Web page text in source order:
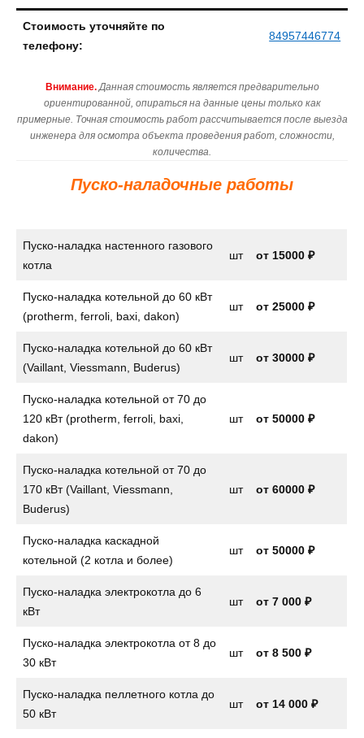
Стоимость уточняйте по
телефону:
84957446774
Внимание. Данная стоимость является предварительно
ориентированной, опираться на данные цены только как
примерные. Точная стоимость работ рассчитывается после выезда
инженера для осмотра объекта проведения работ, сложности,
количества.
Пуско-наладочные работы
Пуско-наладка настенного газового
котла
шт от 15000 ₽
Пуско-наладка котельной до 60 кВт
(protherm, ferroli, baxi, dakon)
шт от 25000 ₽
Пуско-наладка котельной до 60 кВт
(Vaillant, Viessmann, Buderus)
шт от 30000 ₽
Пуско-наладка котельной от 70 до
120 кВт (protherm, ferroli, baxi,
dakon)
шт от 50000 ₽
Пуско-наладка котельной от 70 до
170 кВт (Vaillant, Viessmann,
Buderus)
шт от 60000 ₽
Пуско-наладка каскадной
котельной (2 котла и более)
шт от 50000 ₽
Пуско-наладка электрокотла до 6
кВт
шт от 7 000 ₽
Пуско-наладка электрокотла от 8 до
30 кВт
шт от 8 500 ₽
Пуско-наладка пеллетного котла до
50 кВт
шт от 14 000 ₽